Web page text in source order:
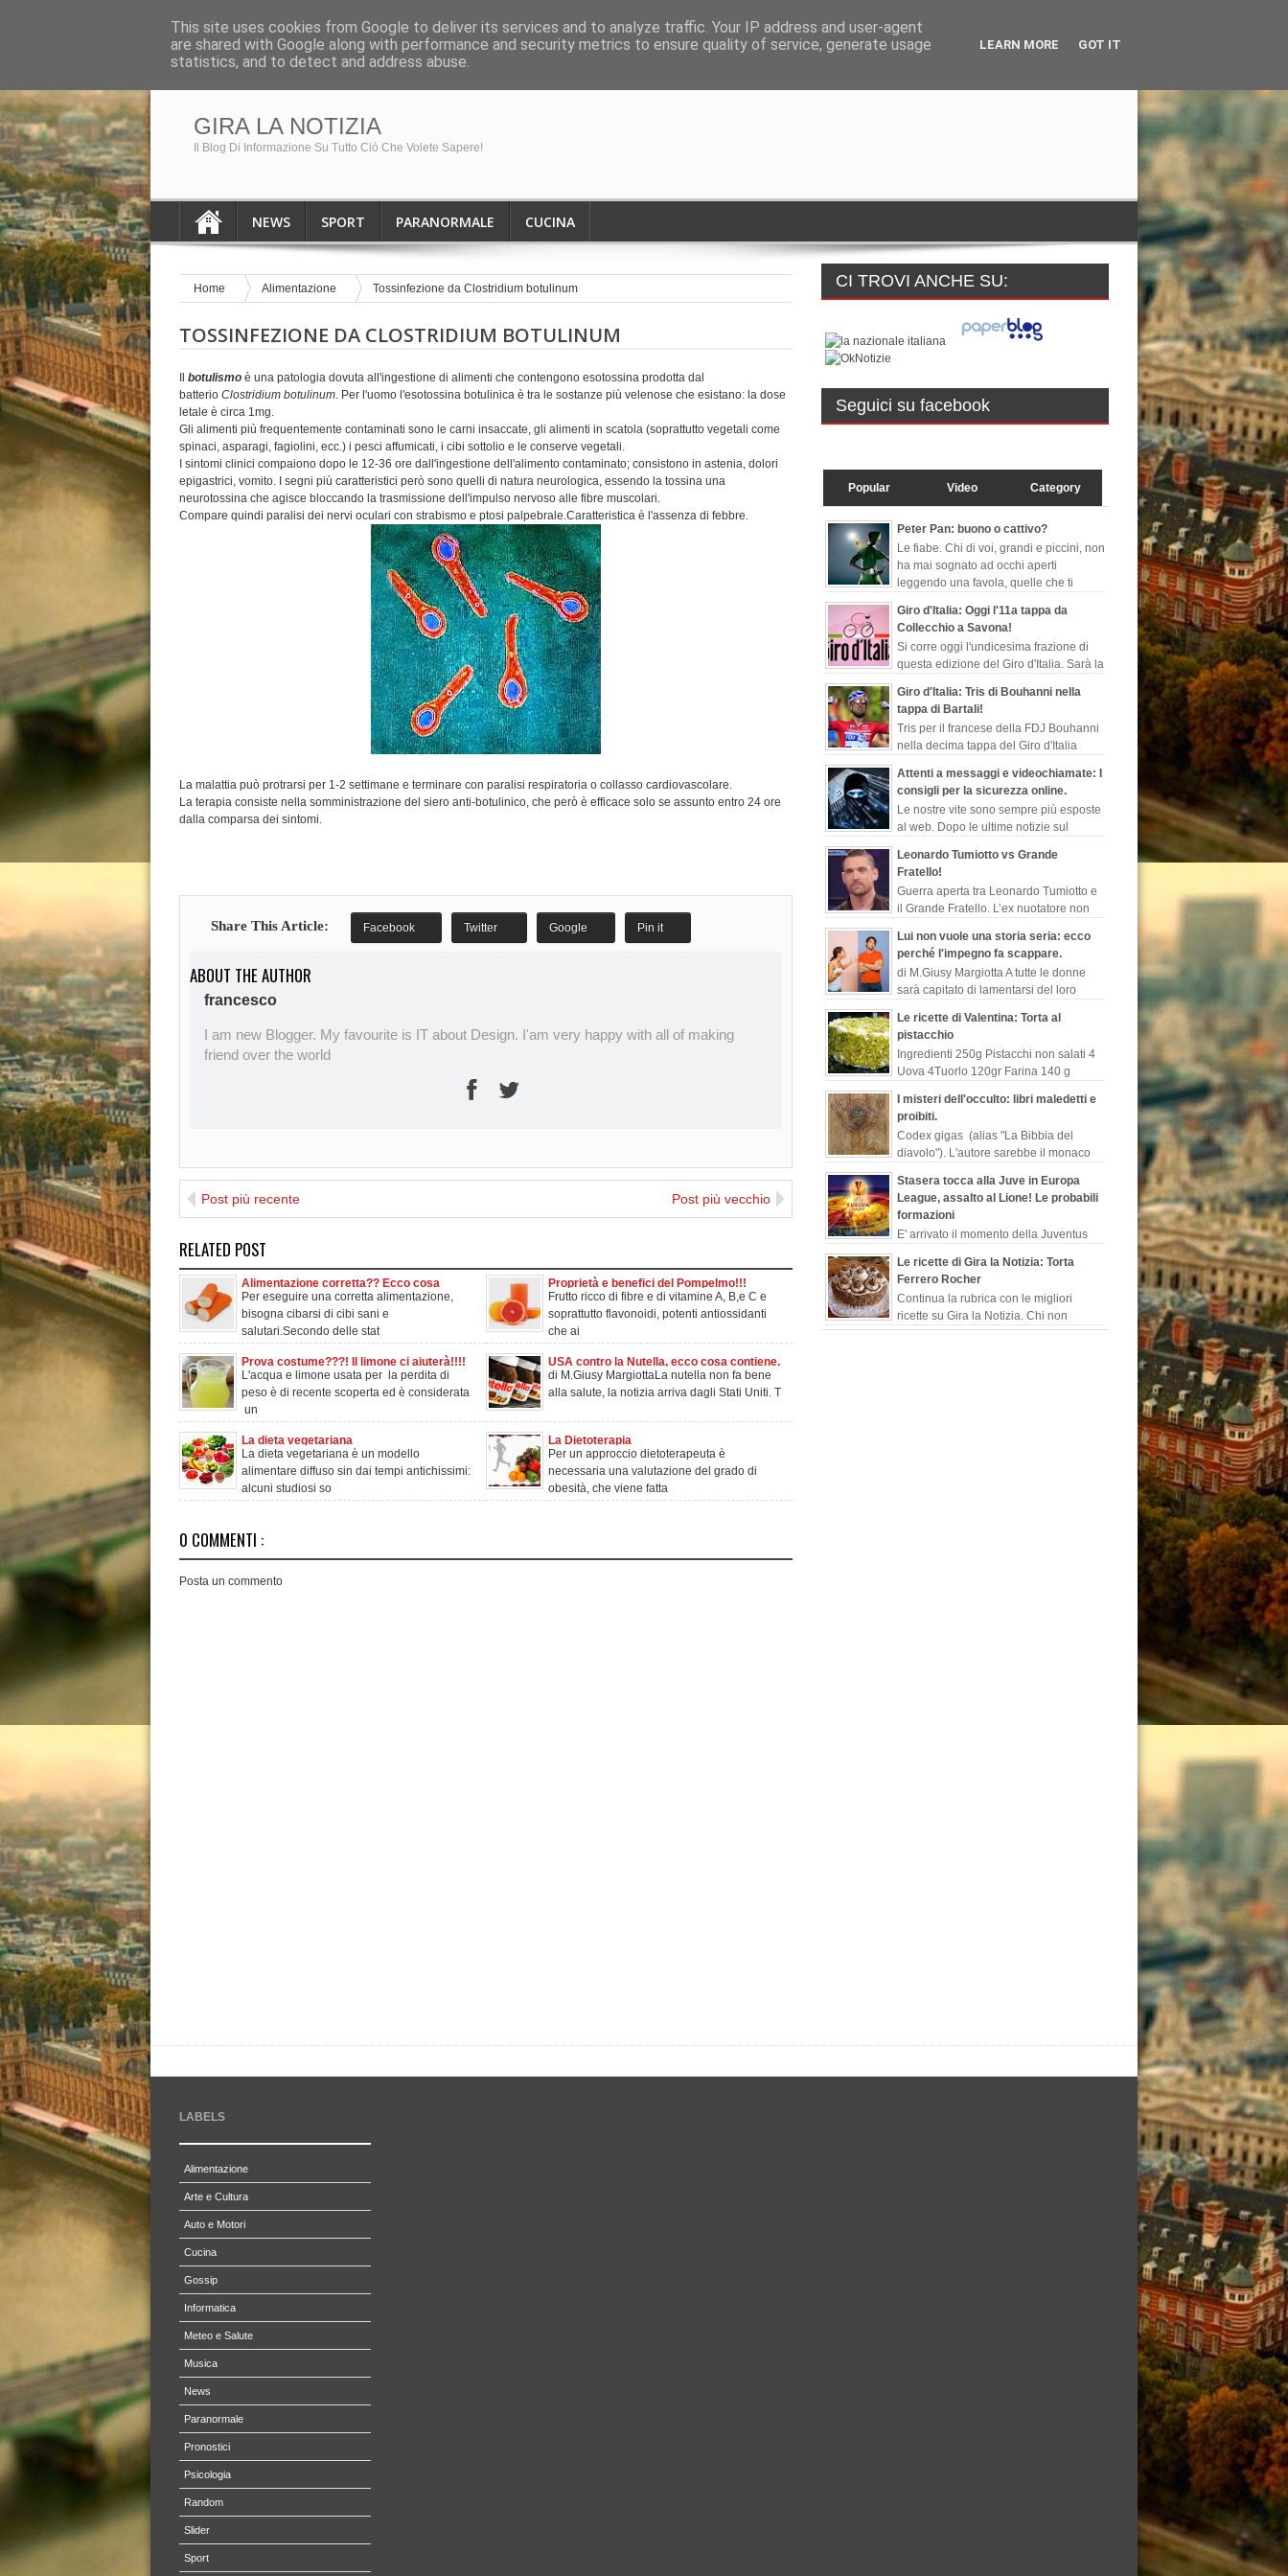
August 8, 2026 HOME PAGE
Breaking News No result!
GIRA LA NOTIZIA
Il Blog Di Informazione Su Tutto Ciò Che Volete Sapere!
NEWS SPORT PARANORMALE CUCINA
Home Alimentazione Tossinfezione da Clostridium botulinum
TOSSINFEZIONE DA CLOSTRIDIUM BOTULINUM
botulismo è una patologia dovuta all'ingestione di alimenti che contengono esotossina prodotta dal
batterio Clostridium botulinum. Per l'uomo l'esotossina botulinica è tra le sostanze più velenose che esistano: la dose
letale è circa 1mg.
Gli alimenti più frequentemente contaminati sono le carni insaccate, gli alimenti in scatola (soprattutto vegetali come
spinaci, asparagi, fagiolini, ecc.) i pesci affumicati, i cibi sottolio e le conserve vegetali.
I sintomi clinici compaiono dopo le 12-36 ore dall'ingestione dell'alimento contaminato; consistono in astenia, dolori
epigastrici, vomito. I segni più caratteristici però sono quelli di natura neurologica, essendo la tossina una
neurotossina che agisce bloccando la trasmissione dell'impulso nervoso alle fibre muscolari.
Compare quindi paralisi dei nervi oculari con strabismo e ptosi palpebrale.Caratteristica è l'assenza di febbre.
La malattia può protrarsi per 1-2 settimane e terminare con paralisi respiratoria o collasso cardiovascolare.
La terapia consiste nella somministrazione del siero anti-botulinico, che però è efficace solo se assunto entro 24 ore
dalla comparsa dei sintomi.
Share This Article: Facebook Twitter Google Pin it
ABOUT THE AUTHOR
francesco
I am new Blogger. My favourite is IT about Design. I'am very happy with all of making
friend over the world
Post più recente Post più vecchio
RELATED POST
Alimentazione corretta?? Ecco cosa
evitare
Per eseguire una corretta alimentazione,
bisogna cibarsi di cibi sani e
salutari.Secondo delle stat
Proprietà e benefici del Pompelmo!!!
Frutto ricco di fibre e di vitamine A, B,e C e
soprattutto flavonoidi, potenti antiossidanti
che ai
Prova costume???! Il limone ci aiuterà!!!!
L'acqua e limone usata per la perdita di
peso è di recente scoperta ed è considerata
un
USA contro la Nutella, ecco cosa contiene.
Video shock
di M.Giusy MargiottaLa nutella non fa bene
alla salute, la notizia arriva dagli Stati Uniti. T
La dieta vegetariana
La dieta vegetariana è un modello
alimentare diffuso sin dai tempi antichissimi:
alcuni studiosi so
La Dietoterapia
Per un approccio dietoterapeuta è
necessaria una valutazione del grado di
obesità, che viene fatta
0 COMMENTI :
Posta un commento
CI TROVI ANCHE SU:
Seguici su facebook
Popular Video Category
Peter Pan: buono o cattivo?
Le fiabe. Chi di voi, grandi e piccini, non
ha mai sognato ad occhi aperti
leggendo una favola, quelle che ti
Giro d'Italia: Oggi l'11a tappa da
Collecchio a Savona!
Si corre oggi l'undicesima frazione di
questa edizione del Giro d'Italia. Sarà la
corsa rosa, 249 ...
Giro d'Italia: Tris di Bouhanni nella
tappa di Bartali!
Tris per il francese della FDJ Bouhanni
nella decima tappa del Giro d'Italia
Bartali, sempre più l...
Attenti a messaggi e videochiamate: I
consigli per la sicurezza online.
Le nostre vite sono sempre più esposte
al web. Dopo le ultime notizie sul
spionaggio degli Stati Uniti rivelate ...
Leonardo Tumiotto vs Grande
Fratello!
Guerra aperta tra Leonardo Tumiotto e
il Grande Fratello. L’ex nuotatore non
sulla trasmissione di canale...
Lui non vuole una storia seria: ecco
perché l'impegno fa scappare.
di M.Giusy Margiotta A tutte le donne
sarà capitato di lamentarsi del loro
serio o perché rimanda costant...
Le ricette di Valentina: Torta al
pistacchio
Ingredienti 250g Pistacchi non salati 4
Uova 4Tuorlo 120gr Farina 140 g
fondente 1/2 bustina Lievito is...
I misteri dell'occulto: libri maledetti e
proibiti.
Codex gigas (alias "La Bibbia del
diavolo"). L'autore sarebbe il monaco
chiamato così in s...
Stasera tocca alla Juve in Europa
League, assalto al Lione! Le probabili
formazioni
E' arrivato il momento della Juventus
l'andata dei quarti di finale di Europa League. I
biancone...
Le ricette di Gira la Notizia: Torta
Ferrero Rocher
Continua la rubrica con le migliori
ricette su Gira la Notizia. Chi non
conosce i buonissimi cioccolatini ideati
LABELS
Alimentazione
Arte e Cultura
Auto e Motori
Cucina
Gossip
Informatica
Meteo e Salute
Musica
News
Paranormale
Pronostici
Psicologia
Random
Slider
Sport
This site uses cookies from Google to deliver its services and to analyze traffic. Your IP address and user-agent
are shared with Google along with performance and security metrics to ensure quality of service, generate usage
statistics, and to detect and address abuse.
LEARN MORE GOT IT